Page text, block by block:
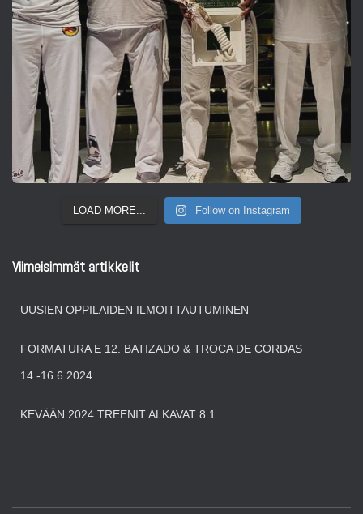
LOAD MORE... Follow on Instagram
Viimeisimmät artikkelit
UUSIEN OPPILAIDEN ILMOITTAUTUMINEN
FORMATURA E 12. BATIZADO & TROCA DE CORDAS
14.-16.6.2024
KEVÄÄN 2024 TREENIT ALKAVAT 8.1.